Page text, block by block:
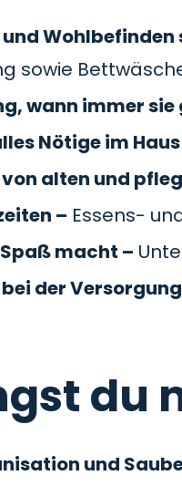
Wohlbefinden
sowie
wann immer
Nötige im
alten und
– Essens-
macht –
der
du
und